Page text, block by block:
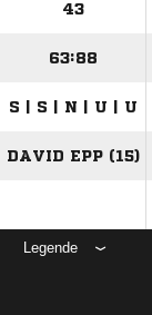
43
63:88
S | S | N | U | U
DAVID EPP (15)
Legende